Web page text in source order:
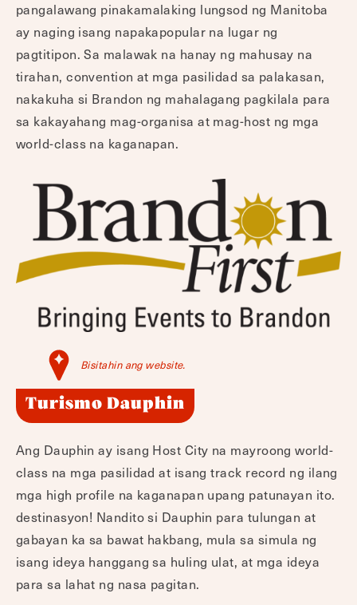
Bisitahin ang website.
pangalawang pinakamalaking lungsod ng Manitoba
ay naging isang napakapopular na lugar ng
pagtitipon. Sa malawak na hanay ng mahusay na
tirahan, convention at mga pasilidad sa palakasan,
nakakuha si Brandon ng mahalagang pagkilala para
sa kakayahang mag-organisa at mag-host ng mga
world-class na kaganapan.
Turismo Dauphin
Ang Dauphin ay isang Host City na mayroong world-
class na mga pasilidad at isang track record ng ilang
mga high profile na kaganapan upang patunayan ito.
destinasyon! Nandito si Dauphin para tulungan at
gabayan ka sa bawat hakbang, mula sa simula ng
isang ideya hanggang sa huling ulat, at mga ideya
para sa lahat ng nasa pagitan.